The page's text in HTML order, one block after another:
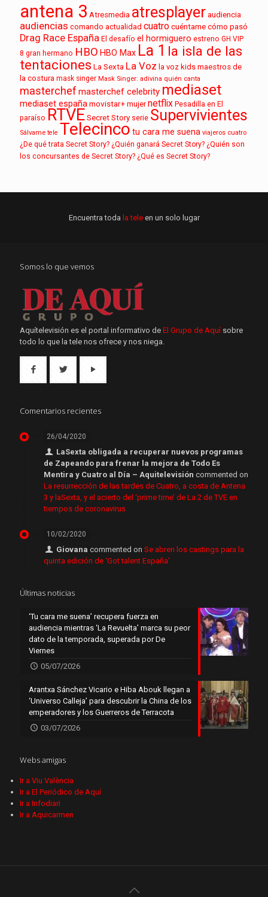
antena 3 Atresmedia atresplayeraudiencia
audiencias comando actualidad cuatrocuéntame cómo pasó
Drag Race España El desafío el hormiguero estreno GH VIP
8 gran hermano HBO HBO Max La 1 la isla de las
tentaciones La Sexta La Voz la voz kids maestros de
la costura mask singer Mask Singer: adivina quién canta
masterchef masterchef celebrity mediaset
mediaset españamovistar+ mujer netflix Pesadilla en El
paraíso RTVE Secret Story serie Supervivientes
Sálvame tele Telecinco tu cara me suena viajeros cuatro
¿De qué trata Secret Story? ¿Quién ganará Secret Story? ¿Quién son
los concursantes de Secret Story? ¿Qué es Secret Story?
Encuentra toda la tele en un solo lugar
Somos lo que vemos
Aquítelevisión es el portal informativo de El Grupo de Aquí sobre
todo lo que la tele nos ofrece y nos niega.
Comentarios recientes
26/04/2020
LaSexta obligada a recuperar nuevos programas
de Zapeando para frenar la mejora de Todo Es
Mentira y Cuatro al Día – Aquitelevisión commented on
La resurrección de las tardes de Cuatro, a costa de Antena
3 y laSexta, y el acierto del ‘prime time’ de La 2 de TVE en
tiempos de coronavirus
10/02/2020
Giovana commented onSe abren los castings para la
quinta edición de ‘Got talent España’
Últimas noticias
‘Tu cara me suena’ recupera fuerza en
audiencia mientras ‘La Revuelta’ marca su peor
dato de la temporada, superada por De
Viernes
05/07/2026
Arantxa Sánchez Vicario e Hiba Abouk llegan a
‘Universo Calleja’ para descubrir la China de los
emperadores y los Guerreros de Terracota
03/07/2026
Webs amigas
Ir a Viu València
Ir a El Periódico de Aquí
Ir a Infodiari
Ir a Aquicarmen